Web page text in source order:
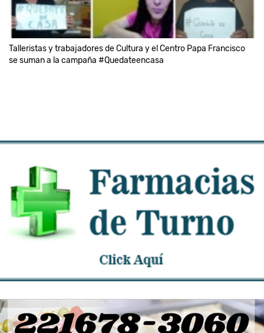
Talleristas y trabajadores de Cultura y el Centro Papa Francisco
se suman a la campaña #Quedateencasa